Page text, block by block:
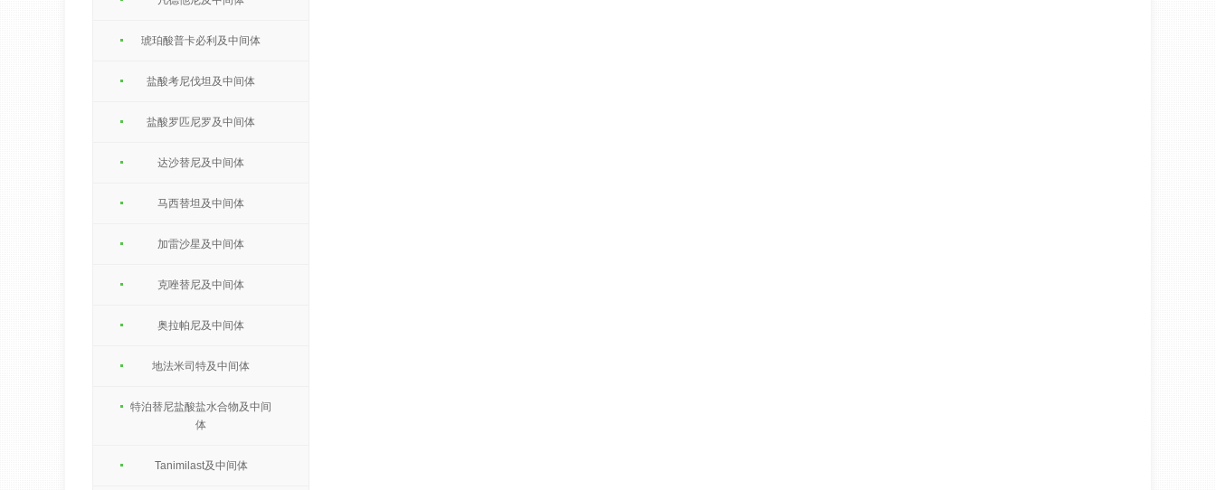
琥珀酸普卡必利及中间体
盐酸考尼伐坦及中间体
盐酸罗匹尼罗及中间体
达沙替尼及中间体
马西替坦及中间体
加雷沙星及中间体
克唑替尼及中间体
奥拉帕尼及中间体
地法米司特及中间体
特泊替尼盐酸盐水合物及中间
体
Tanimilast及中间体